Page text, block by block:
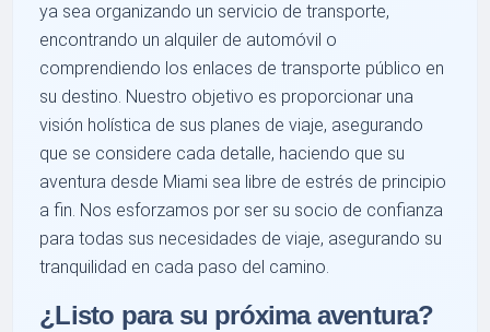
ya sea organizando un servicio de transporte,
encontrando un alquiler de automóvil o
comprendiendo los enlaces de transporte público en
su destino. Nuestro objetivo es proporcionar una
visión holística de sus planes de viaje, asegurando
que se considere cada detalle, haciendo que su
aventura desde Miami sea libre de estrés de principio
a fin. Nos esforzamos por ser su socio de confianza
para todas sus necesidades de viaje, asegurando su
tranquilidad en cada paso del camino.
¿Listo para su próxima aventura?